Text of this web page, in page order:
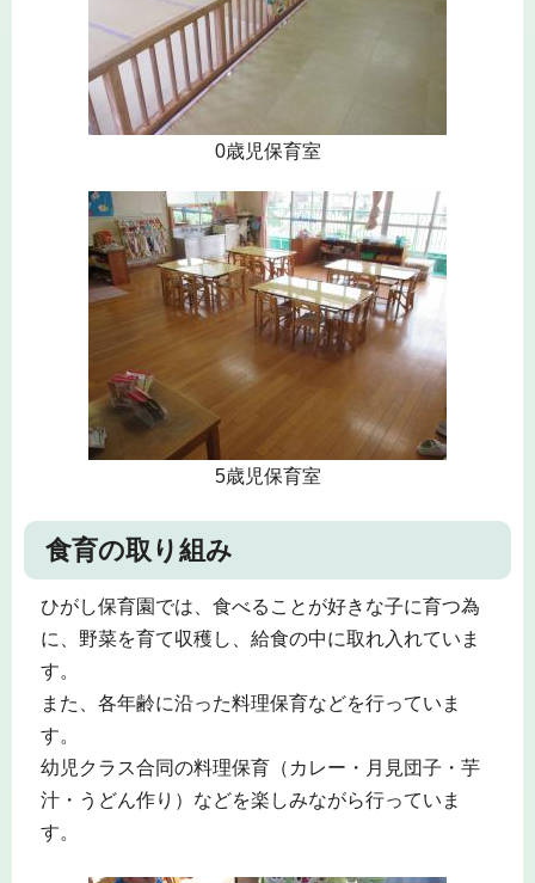
0歳児保育室
5歳児保育室
食育の取り組み
ひがし保育園では、食べることが好きな子に育つ為
に、野菜を育て収穫し、給食の中に取れ入れていま
す。
また、各年齢に沿った料理保育などを行っていま
す。
幼児クラス合同の料理保育（カレー・月見団子・芋
汁・うどん作り）などを楽しみながら行っていま
す。